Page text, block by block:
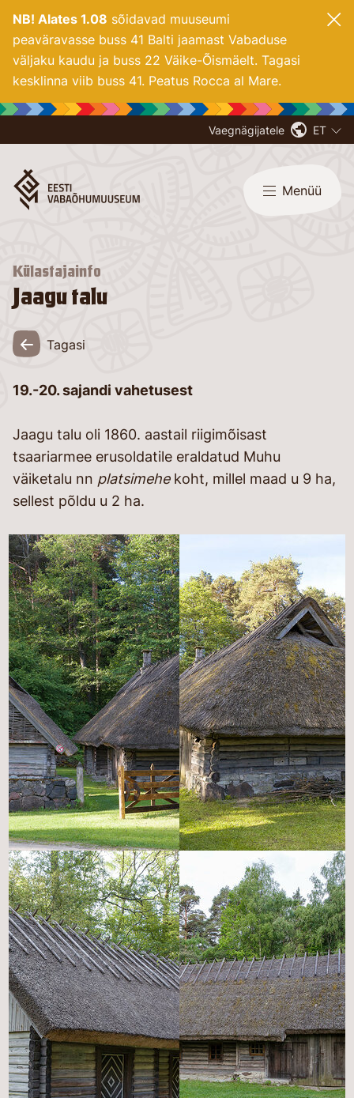
NB! Alates 1.08 sõidavad muuseumi
peaväravasse buss 41 Balti jaamast Vabaduse
väljaku kaudu ja buss 22 Väike-Õismäelt. Tagasi
kesklinna viib buss 41. Peatus Rocca al Mare.
Vaegnägijatele ET
Menüü
Külastajainfo
Jaagu talu
Tagasi
19.-20. sajandi vahetusest
Jaagu talu oli 1860. aastail riigimõisast
tsaariarmee erusoldatile eraldatud Muhu
väiketalu nn platsimehekoht, millel maad u 9 ha,
sellest põldu u 2 ha.